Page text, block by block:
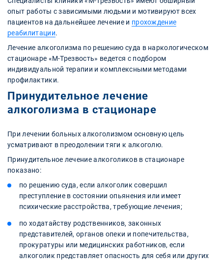
опыт работы с зависимыми людьми и мотивируют всех
пациентов на дальнейшее лечение и прохождение
реабилитации.
Лечение алкоголизма по решению суда в наркологическом
стационаре «М-Трезвость» ведется с подбором
индивидуальной терапии и комплексными методами
профилактики.
Принудительное лечение
алкоголизма в стационаре
При лечении больных алкоголизмом основную цель
усматривают в преодолении тяги к алкоголю.
Принудительное лечение алкоголиков в стационаре
показано:
по решению суда, если алкоголик совершил
преступление в состоянии опьянения или имеет
психические расстройства, требующие лечения;
по ходатайству родственников, законных
представителей, органов опеки и попечительства,
прокуратуры или медицинских работников, если
алкоголик представляет опасность для себя или других